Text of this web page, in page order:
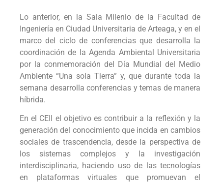
Lo anterior, en la Sala Milenio de la Facultad de
Ingeniería en Ciudad Universitaria de Arteaga, y en el
marco del ciclo de conferencias que desarrolla la
coordinación de la Agenda Ambiental Universitaria
por la conmemoración del Día Mundial del Medio
Ambiente “Una sola Tierra” y, que durante toda la
semana desarrolla conferencias y temas de manera
híbrida.
En el CEII el objetivo es contribuir a la reflexión y la
generación del conocimiento que incida en cambios
sociales de trascendencia, desde la perspectiva de
los sistemas complejos y la investigación
interdisciplinaria, haciendo uso de las tecnologías
en plataformas virtuales que promuevan el